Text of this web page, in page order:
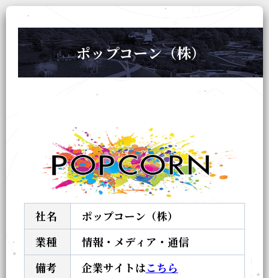
ポップコーン（株）
社名
ポップコーン（株）
業種
情報・メディア・通信
備考
企業サイトはこちら